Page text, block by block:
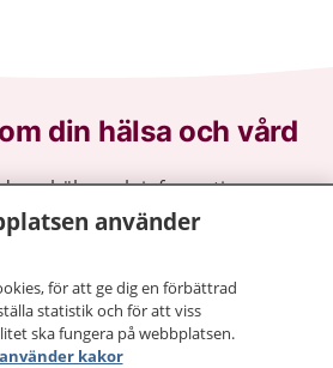
din hälsa och vård
om hälsa och information om
mottagningar du kan kontakta.
journal och göra dina
dygnet runt.
du vill må bättre.
använder
för att ge dig en förbättrad
statistik och för att viss
ska fungera på webbplatsen.
kakor